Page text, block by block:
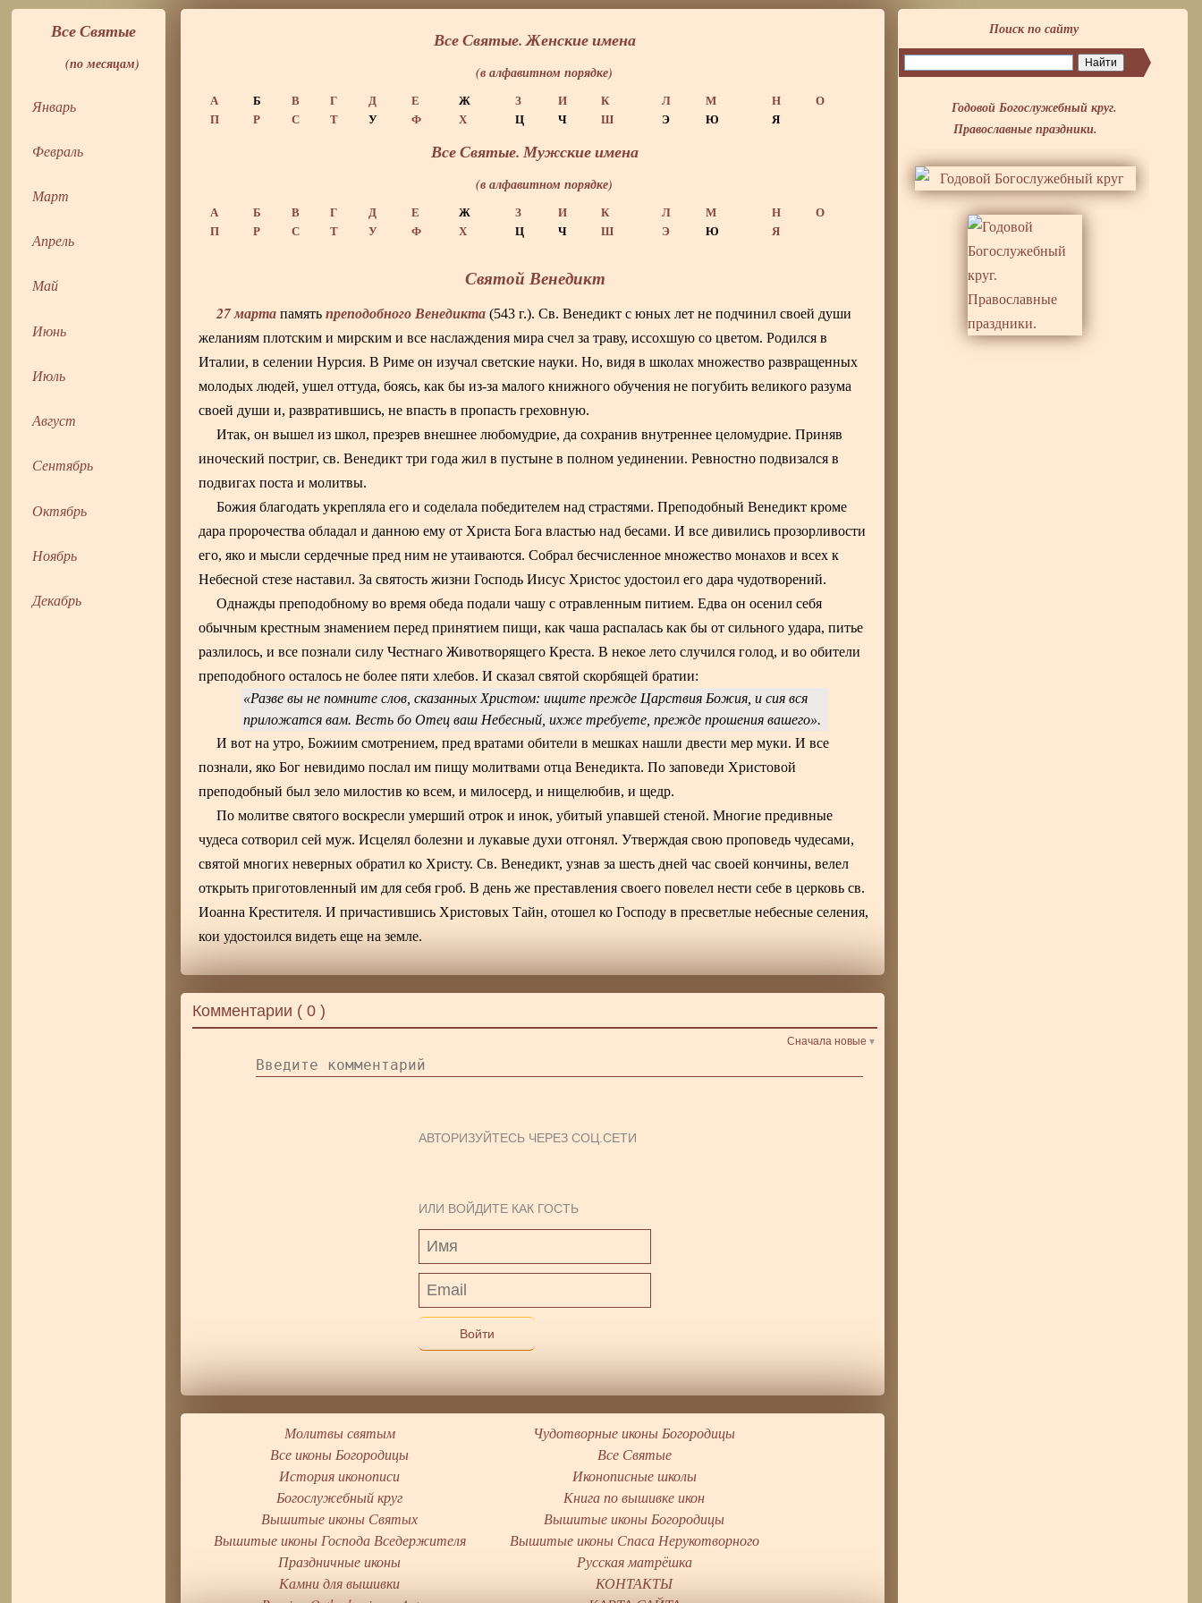
Все Святые
(по месяцам)
Январь
Февраль
Март
Апрель
Май
Июнь
Июль
Август
Сентябрь
Октябрь
Ноябрь
Декабрь
Все Святые. Женские имена
(в алфавитном порядке)
А Б В Г Д Е Ж З И К Л М Н
О
П
Р С Т У Ф Х Ц Ч Ш Э Ю Я
Все Святые. Мужские имена
(в алфавитном порядке)
А Б В Г Д Е Ж З И К Л М Н
О
П
Р С Т У Ф Х Ц Ч Ш Э Ю Я
Святой Венедикт
27 марта памятьпреподобного Венедикта (543 г.). Св. Венедикт с юных лет не подчинил своей души
желаниям плотским и мирским и все наслаждения мира счел за траву, иссохшую со цветом. Родился в
Италии, в селении Нурсия. В Риме он изучал светские науки. Но, видя в школах множество развращенных
молодых людей, ушел оттуда, боясь, как бы из-за малого книжного обучения не погубить великого разума
своей души и, развратившись, не впасть в пропасть греховную.
Итак, он вышел из школ, презрев внешнее любомудрие, да сохранив внутреннее целомудрие. Приняв
иноческий постриг, св. Венедикт три года жил в пустыне в полном уединении. Ревностно подвизался в
подвигах поста и молитвы.
Божия благодать укрепляла его и соделала победителем над страстями. Преподобный Венедикт кроме
дара пророчества обладал и данною ему от Христа Бога властью над бесами. И все дивились прозорливости
его, яко и мысли сердечные пред ним не утаиваются. Собрал бесчисленное множество монахов и всех к
Небесной стезе наставил. За святость жизни Господь Иисус Христос удостоил его дара чудотворений.
Однажды преподобному во время обеда подали чашу с отравленным питием. Едва он осенил себя
обычным крестным знамением перед принятием пищи, как чаша распалась как бы от сильного удара, питье
разлилось, и все познали силу Честнаго Животворящего Креста. В некое лето случился голод, и во обители
преподобного осталось не более пяти хлебов. И сказал святой скорбящей братии:
«Разве вы не помните слов, сказанных Христом: ищите прежде Царствия Божия, и сия вся
приложатся вам. Весть бо Отец ваш Небесный, ихже требуете, прежде прошения вашего».
И вот на утро, Божиим смотрением, пред вратами обители в мешках нашли двести мер муки. И все
познали, яко Бог невидимо послал им пищу молитвами отца Венедикта. По заповеди Христовой
преподобный был зело милостив ко всем, и милосерд, и нищелюбив, и щедр.
По молитве святого воскресли умерший отрок и инок, убитый упавшей стеной. Многие предивные
чудеса сотворил сей муж. Исцелял болезни и лукавые духи отгонял. Утверждая свою проповедь чудесами,
святой многих неверных обратил ко Христу. Св. Венедикт, узнав за шесть дней час своей кончины, велел
открыть приготовленный им для себя гроб. В день же преставления своего повелел нести себе в церковь св.
Иоанна Крестителя. И причастившись Христовых Тайн, отошел ко Господу в пресветлые небесные селения,
кои удостоился видеть еще на земле.
Поиск по сайту
Годовой Богослужебный круг.
Православные праздники.
Комментарии (0 )
Сначала новые
АВТОРИЗУЙТЕСЬ ЧЕРЕЗ СОЦ.СЕТИ
ИЛИ ВОЙДИТЕ КАК ГОСТЬ
Войти
Молитвы святым
Чудотворные иконы Богородицы
Все иконы Богородицы
Все Святые
История иконописи
Иконописные школы
Богослужебный круг
Книга по вышивке икон
Вышитые иконы Святых
Вышитые иконы Богородицы
Вышитые иконы Господа Вседержителя
Вышитые иконы Спаса Нерукотворного
Праздничные иконы
Русская матрёшка
Камни для вышивки
КОНТАКТЫ